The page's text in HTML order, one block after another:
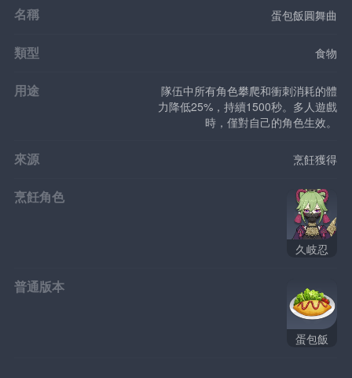
名稱 蛋包飯圓舞曲
類型 食物
用途
隊伍中所有角色攀爬和衝刺消耗的體
力降低25%，持續1500秒。多人遊戲
時，僅對自己的角色生效。
來源 烹飪獲得
烹飪角色
久岐忍
普通版本
蛋包飯